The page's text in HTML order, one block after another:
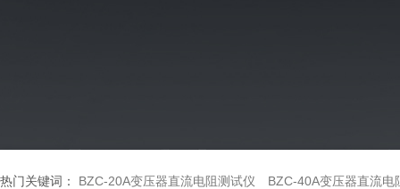
热门关键词： BZC-20A变压器直流电阻测试仪 BZC-40A变压器直流电